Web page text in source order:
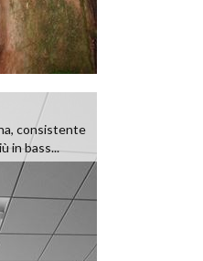
consistente
in bass...